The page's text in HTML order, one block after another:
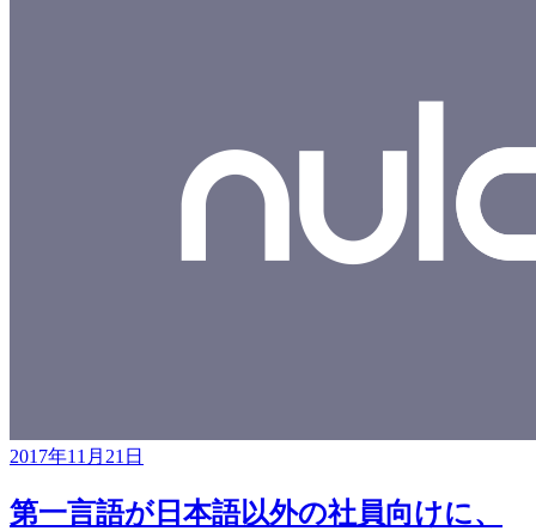
2017年11月21日
第一言語が日本語以外の社員向けに、